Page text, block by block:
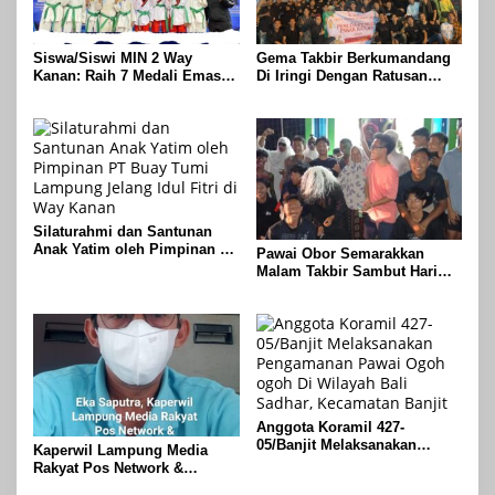
Siswa/Siswi MIN 2 Way
Kanan: Raih 7 Medali Emas
Taekwondo Championship
2026
Gema Takbir Berkumandang
Di Iringi Dengan Ratusan
Fitri 1447 H
Silaturahmi dan Santunan
Anak Yatim oleh Pimpinan PT
Pawai Obor Semarakkan
Malam Takbir Sambut Hari
Asam, Kecamatan Banjit
Kaperwil Lampung Media
Rakyat Pos Network &
Anggota Koramil 427-
05/Banjit Melaksanakan